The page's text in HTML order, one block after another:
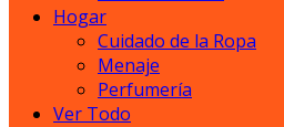
Hogar
Cuidado de la Ropa
Menaje
Perfumería
Ver Todo